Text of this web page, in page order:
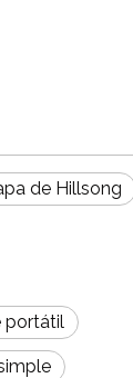
de Hillsong
portátil